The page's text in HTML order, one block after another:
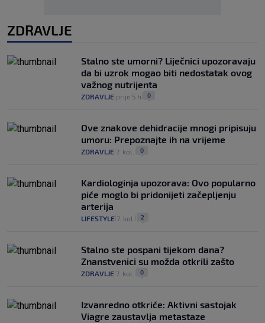
ZDRAVLJE
Stalno ste umorni? Liječnici upozoravaju
da bi uzrok mogao biti nedostatak ovog
važnog nutrijenta
ZDRAVLJE prije 5 h 0
Ove znakove dehidracije mnogi pripisuju
umoru: Prepoznajte ih na vrijeme
ZDRAVLJE 7. kol. 0
Kardiologinja upozorava: Ovo popularno
piće moglo bi pridonijeti začepljenju
arterija
LIFESTYLE 7. kol. 2
Stalno ste pospani tijekom dana?
Znanstvenici su možda otkrili zašto
ZDRAVLJE 7. kol. 0
Izvanredno otkriće: Aktivni sastojak
Viagre zaustavlja metastaze